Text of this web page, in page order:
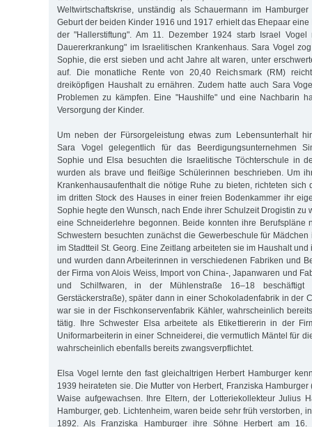
Weltwirtschaftskrise, unständig als Schauermann im
Geburt der beiden Kinder 1916 und 1917 erhielt das Ehepaar
der "Hallerstiftung". Am 11. Dezember 1924 starb Israel Vogel
Dauererkrankung" im Israelitischen Krankenhaus. Sara Vogel
Sophie, die erst sieben und acht Jahre alt waren, unter
auf. Die monatliche Rente von 20,40 Reichsmark (RM)
dreiköpfigen Haushalt zu ernähren. Zudem hatte auch Sara
Problemen zu kämpfen. Eine "Haushilfe" und eine Nachbarin
Versorgung der Kinder.
Um neben der Fürsorgeleistung etwas zum Lebensunterhalt
Sara Vogel gelegentlich für das Beerdigungsunternehmen
Sophie und Elsa besuchten die Israelitische Töchterschule in
wurden als brave und fleißige Schülerinnen beschrieben. Um
Krankenhausaufenthalt die nötige Ruhe zu bieten, richteten sich
im dritten Stock des Hauses in einer freien Bodenkammer ihr
Sophie hegte den Wunsch, nach Ende ihrer Schulzeit Drogistin zu
eine Schneiderlehre begonnen. Beide konnten ihre Berufspläne
Schwestern besuchten zunächst die Gewerbeschule für
im Stadtteil St. Georg. Eine Zeitlang arbeiteten sie im Haushalt
und wurden dann Arbeiterinnen in verschiedenen Fabriken und
der Firma von Alois Weiss, Import von China-, Japanwaren und
und Schilfwaren, in der Mühlenstraße 16–18
Gerstäckerstraße), später dann in einer Schokoladenfabrik in der
war sie in der Fischkonservenfabrik Kähler, wahrscheinlich
tätig. Ihre Schwester Elsa arbeitete als Etikettiererin in der
Uniformarbeiterin in einer Schneiderei, die vermutlich Mäntel für
wahrscheinlich ebenfalls bereits zwangsverpflichtet.
Elsa Vogel lernte den fast gleichaltrigen Herbert Hamburger
1939 heirateten sie. Die Mutter von Herbert, Franziska
Waise aufgewachsen. Ihre Eltern, der Lotteriekollekteur Julius
Hamburger, geb. Lichtenheim, waren beide sehr früh verstorben,
1892. Als Franziska Hamburger ihre Söhne Herbert am